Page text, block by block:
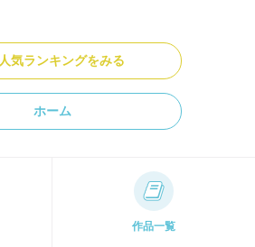
人気ランキングをみる
ホーム
作品一覧